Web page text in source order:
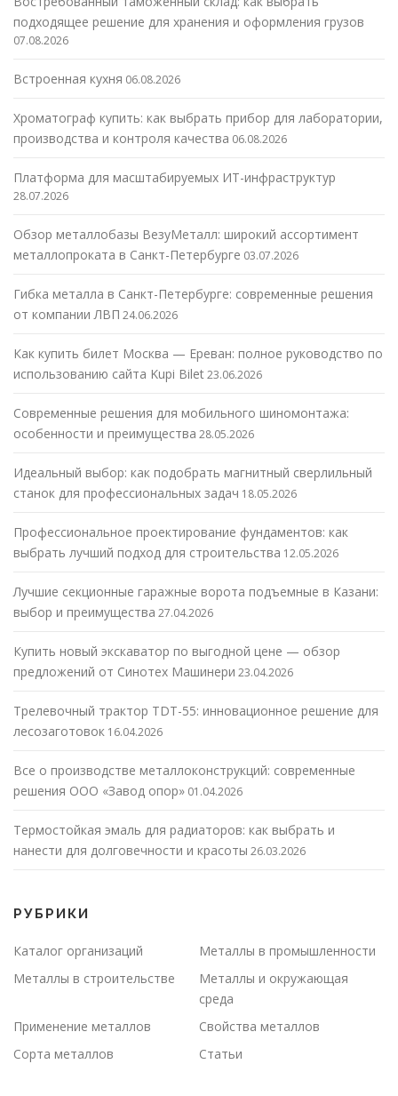
подходящее решение для хранения и оформления грузов
07.08.2026
Встроенная кухня 06.08.2026
Хроматограф купить: как выбрать прибор для лаборатории,
производства и контроля качества 06.08.2026
Платформа для масштабируемых ИТ-инфраструктур
28.07.2026
Обзор металлобазы ВезуМеталл: широкий ассортимент
металлопроката в Санкт-Петербурге 03.07.2026
Гибка металла в Санкт-Петербурге: современные решения
от компании ЛВП 24.06.2026
Как купить билет Москва — Ереван: полное руководство по
использованию сайта Kupi Bilet23.06.2026
Современные решения для мобильного шиномонтажа:
особенности и преимущества 28.05.2026
Идеальный выбор: как подобрать магнитный сверлильный
станок для профессиональных задач 18.05.2026
Профессиональное проектирование фундаментов: как
выбрать лучший подход для строительства 12.05.2026
Лучшие секционные гаражные ворота подъемные в Казани:
выбор и преимущества 27.04.2026
Купить новый экскаватор по выгодной цене — обзор
предложений от Синотех Машинери 23.04.2026
Трелевочный трактор TDT-55: инновационное решение для
лесозаготовок 16.04.2026
Все о производстве металлоконструкций: современные
решения ООО «Завод опор» 01.04.2026
Термостойкая эмаль для радиаторов: как выбрать и
нанести для долговечности и красоты 26.03.2026
РУБРИКИ
Каталог организаций
Металлы в промышленности
Металлы в строительстве
Металлы и окружающая
среда
Применение металлов
Свойства металлов
Сорта металлов
Статьи